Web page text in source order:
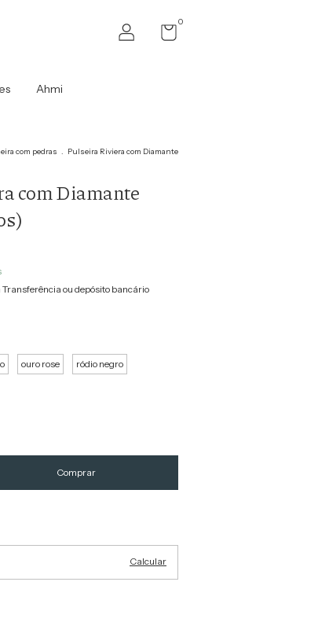
0
Ahmi
com pedras . Pulseira Riviera com Diamante
com Diamante
ou depósito bancário
ouro rose ródio negro
Calcular